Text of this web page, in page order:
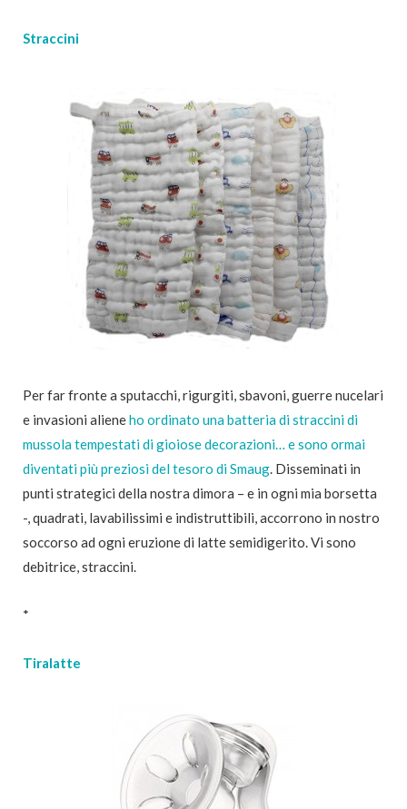
Straccini
Per far fronte a sputacchi, rigurgiti, sbavoni, guerre nucelari
e invasioni alieneho ordinato una batteria di straccini di
mussola tempestati di gioiose decorazioni… e sono ormai
diventati più preziosi del tesoro di Smaug. Disseminati in
punti strategici della nostra dimora – e in ogni mia borsetta
-, quadrati, lavabilissimi e indistruttibili, accorrono in nostro
soccorso ad ogni eruzione di latte semidigerito. Vi sono
debitrice, straccini.
*
Tiralatte